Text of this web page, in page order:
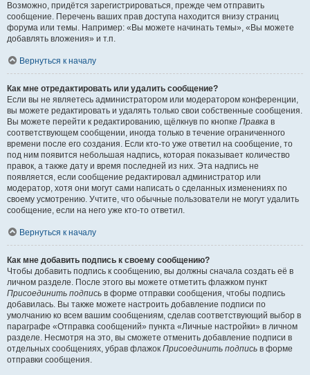
Возможно, придётся зарегистрироваться, прежде чем отправить
сообщение. Перечень ваших прав доступа находится внизу страниц
форума или темы. Например: «Вы можете начинать темы», «Вы можете
добавлять вложения» и т.п.
Вернуться к началу
Как мне отредактировать или удалить сообщение?
Если вы не являетесь администратором или модератором конференции,
вы можете редактировать и удалять только свои собственные сообщения.
Вы можете перейти к редактированию, щёлкнув по кнопке Правка в
соответствующем сообщении, иногда только в течение ограниченного
времени после его создания. Если кто-то уже ответил на сообщение, то
под ним появится небольшая надпись, которая показывает количество
правок, а также дату и время последней из них. Эта надпись не
появляется, если сообщение редактировал администратор или
модератор, хотя они могут сами написать о сделанных изменениях по
своему усмотрению. Учтите, что обычные пользователи не могут удалить
сообщение, если на него уже кто-то ответил.
Вернуться к началу
Как мне добавить подпись к своему сообщению?
Чтобы добавить подпись к сообщению, вы должны сначала создать её в
личном разделе. После этого вы можете отметить флажком пункт
Присоединить подпись в форме отправки сообщения, чтобы подпись
добавилась. Вы также можете настроить добавление подписи по
умолчанию ко всем вашим сообщениям, сделав соответствующий выбор в
параграфе «Отправка сообщений» пункта «Личные настройки» в личном
разделе. Несмотря на это, вы сможете отменить добавление подписи в
отдельных сообщениях, убрав флажок Присоединить подпись в форме
отправки сообщения.